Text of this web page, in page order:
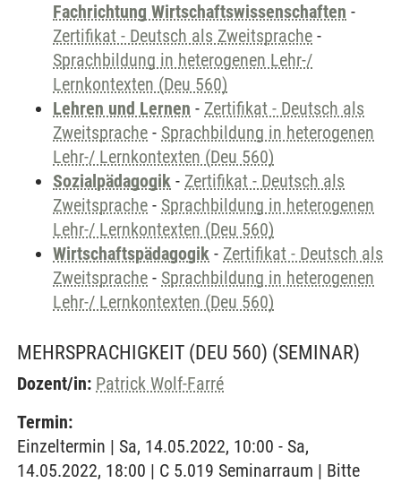
Fachrichtung Wirtschaftswissenschaften -
Zertifikat - Deutsch als Zweitsprache -
Sprachbildung in heterogenen Lehr-/
Lernkontexten (Deu 560)
Lehren und Lernen - Zertifikat - Deutsch als
Zweitsprache - Sprachbildung in heterogenen
Lehr-/ Lernkontexten (Deu 560)
Sozialpädagogik - Zertifikat - Deutsch als
Zweitsprache - Sprachbildung in heterogenen
Lehr-/ Lernkontexten (Deu 560)
Wirtschaftspädagogik - Zertifikat - Deutsch als
Zweitsprache - Sprachbildung in heterogenen
Lehr-/ Lernkontexten (Deu 560)
MEHRSPRACHIGKEIT (DEU 560) (SEMINAR)
Dozent/in: Patrick Wolf-Farré
Termin:
Einzeltermin | Sa, 14.05.2022, 10:00 - Sa,
14.05.2022, 18:00 | C 5.019 Seminarraum | Bitte